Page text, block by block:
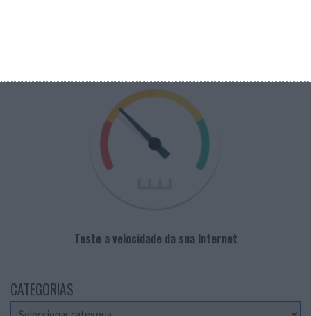
Teste a velocidade da sua Internet
CATEGORIAS
Categorias